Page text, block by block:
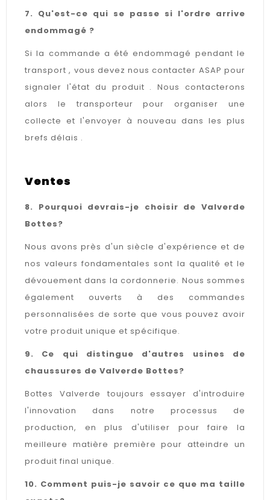
7. Qu'est-ce qui se passe si l'ordre arrive
endommagé ?
Si la commande a été endommagé pendant le
transport , vous devez nous contacter ASAP pour
signaler l'état du produit . Nous contacterons
alors le transporteur pour organiser une
collecte et l'envoyer à nouveau dans les plus
brefs délais .
Ventes
8. Pourquoi devrais-je choisir de Valverde
Bottes?
Nous avons près d'un siècle d'expérience et de
nos valeurs fondamentales sont la qualité et le
dévouement dans la cordonnerie. Nous sommes
également ouverts à des commandes
personnalisées de sorte que vous pouvez avoir
votre produit unique et spécifique.
9. Ce qui distingue d'autres usines de
chaussures de Valverde Bottes?
Bottes Valverde toujours essayer d'introduire
l'innovation dans notre processus de
production, en plus d'utiliser pour faire la
meilleure matière première pour atteindre un
produit final unique.
10. Comment puis-je savoir ce que ma taille